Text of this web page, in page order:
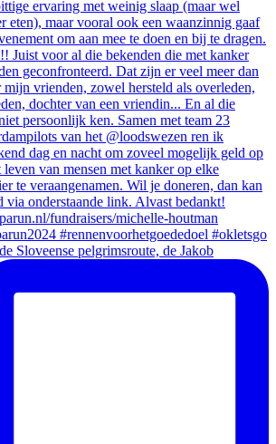
Sloveense pelgrimsroute, de Jakob